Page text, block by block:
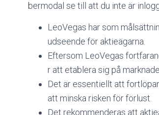
bermodal se till att du inte är
LeoVegas har som
udseende för aktieägarna.
Eftersom LeoVegas
r att etablera sig på
Det är essentiellt att
att minska risken för förlust.
Det rekommenderas att